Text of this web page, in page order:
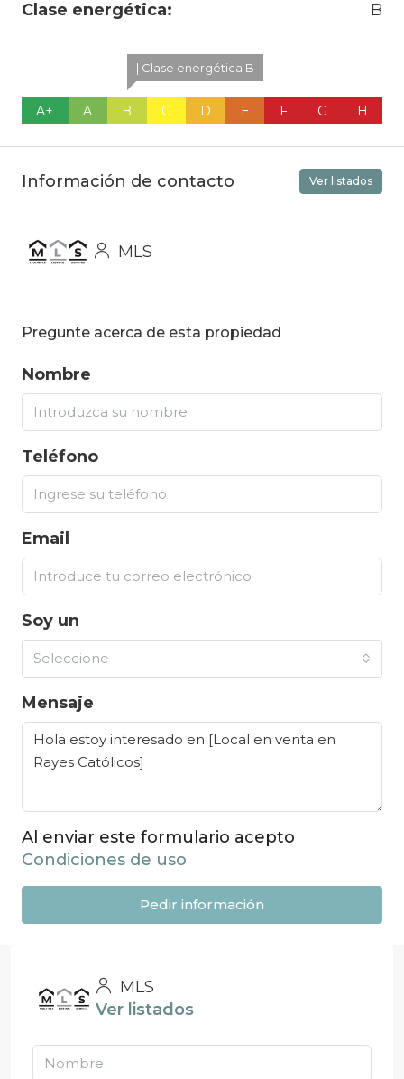
Clase energética: B
A+ A
| Clase energética B
B C D E F G H
Información de contacto Ver listados
MLS
Pregunte acerca de esta propiedad
Nombre
Teléfono
Email
Soy un
Seleccione
Mensaje
Al enviar este formulario acepto
Condiciones de uso
Pedir información
MLS
Ver listados